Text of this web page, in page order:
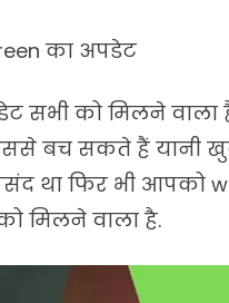
का अपडेट
सभी को मिलने वाला
इससे बच सकते हैं
था फिर भी आपको
मिलने वाला है.